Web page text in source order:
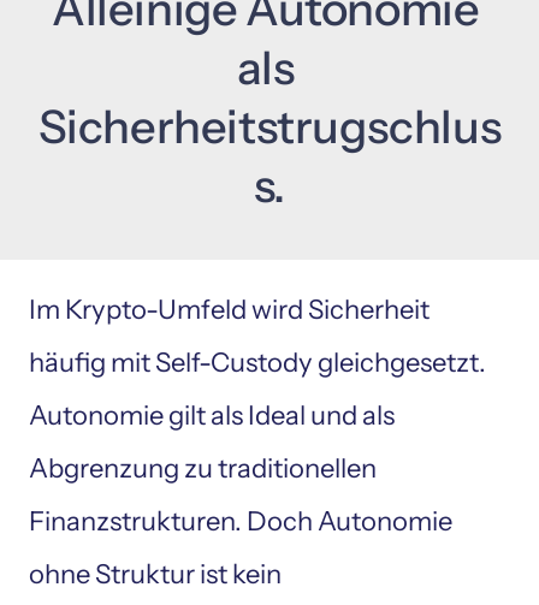
als
Sicherheitstrugschlus
s.
Im Krypto-Umfeld wird Sicherheit
häufig mit Self-Custody gleichgesetzt.
Autonomie gilt als Ideal und als
Abgrenzung zu traditionellen
Finanzstrukturen. Doch Autonomie
ohne Struktur ist kein